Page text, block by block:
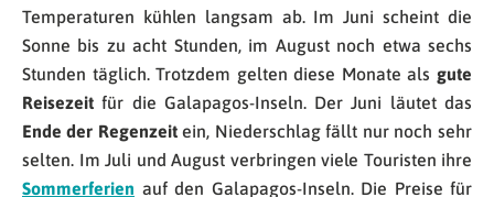
Temperaturen kühlen langsam ab. Im Juni scheint die
Sonne bis zu acht Stunden, im August noch etwa sechs
Stunden täglich. Trotzdem gelten diese Monate als gute
Reisezeit für die Galapagos-Inseln. Der Juni läutet das
Ende der Regenzeitein, Niederschlag fällt nur noch sehr
selten. Im Juli und August verbringen viele Touristen ihre
Sommerferien auf den Galapagos-Inseln. Die Preise für